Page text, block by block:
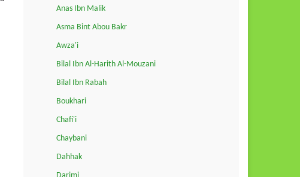
Anas Ibn Malik
Asma Bint Abou Bakr
Awza'i
Bilal Ibn Al-Harith Al-Mouzani
Bilal Ibn Rabah
Boukhari
Chafi'i
Chaybani
Dahhak